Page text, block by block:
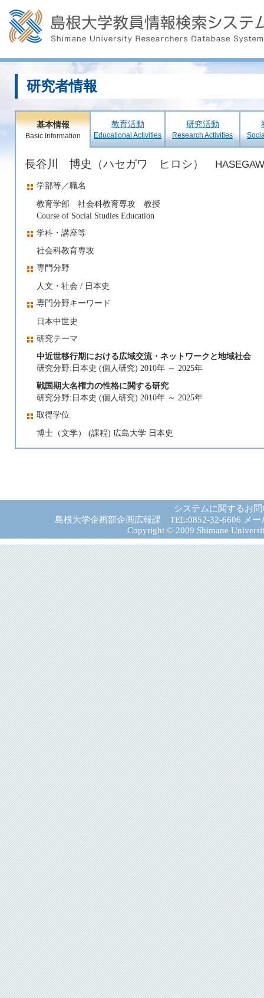
研究者情報
基本情報
Basic Information
教育活動
Educational Activities
研究活動
Research Activities
長谷川 博史（ハセガワ ヒロシ）
学部等／職名
教育学部 社会科教育専攻 教授
Course of Social Studies Education
学科・講座等
社会科教育専攻
専門分野
人文・社会 / 日本史
専門分野キーワード
日本中世史
研究テーマ
中近世移行期における広域交流・ネットワークと地域社会
研究分野:日本史 (個人研究) 2010年 ～ 2025年
戦国期大名権力の性格に関する研究
研究分野:日本史 (個人研究) 2010年 ～ 2025年
取得学位
博士（文学） (課程) 広島大学 日本史
システムに関するお
島根大学企画部企画広報課 TEL:0852-32-6606 メー
Copyright © 2009 Shimane